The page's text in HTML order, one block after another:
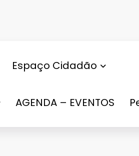
Espaço Cidadão
AGENDA – EVENTOS